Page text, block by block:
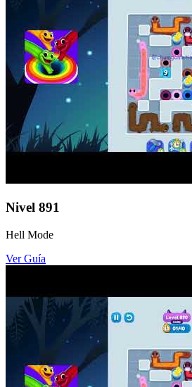
Nivel 891
Hell Mode
Ver Guía